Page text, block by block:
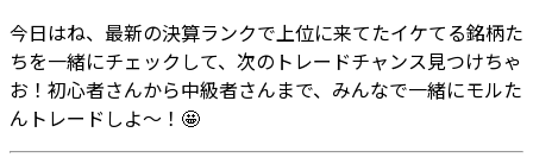
今日はね、最新の決算ランクで上位に来てたイケてる銘柄た
ちを一緒にチェックして、次のトレードチャンス見つけちゃ
お！初心者さんから中級者さんまで、みんなで一緒にモルた
んトレードしよ〜！🤩